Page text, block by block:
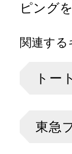
ピング
関連する
トー
東急